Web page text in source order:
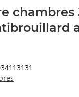
chambres